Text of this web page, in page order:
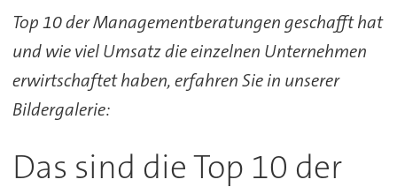
Top 10 der Managementberatungen geschafft hat
und wie viel Umsatz die einzelnen Unternehmen
erwirtschaftet haben, erfahren Sie in unserer
Bildergalerie:
Das sind die Top 10 der